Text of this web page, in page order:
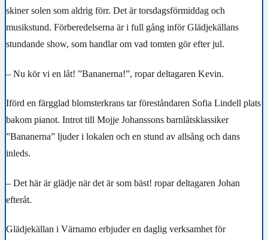
skiner solen som aldrig förr. Det är torsdagsförmiddag och
musikstund. Förberedelserna är i full gång inför Glädjekällans
stundande show, som handlar om vad tomten gör efter jul.
– Nu kör vi en låt! ”Bananerna!”, ropar deltagaren Kevin.
Iförd en färgglad blomsterkrans tar föreståndaren Sofia Lindell plats
bakom pianot. Introt till Mojje Johanssons barnlåtsklassiker
”Bananerna” ljuder i lokalen och en stund av allsång och dans
inleds.
– Det här är glädje när det är som bäst! ropar deltagaren Johan
efteråt.
Glädjekällan i Värnamo erbjuder en daglig verksamhet för